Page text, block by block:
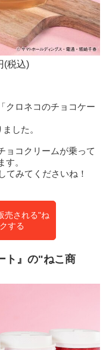
(税込)
クロネコのチョコケー
した。
ョコクリームが乗って
。
てみてくださいね！
売される"ね
する
ト』の"ねこ商